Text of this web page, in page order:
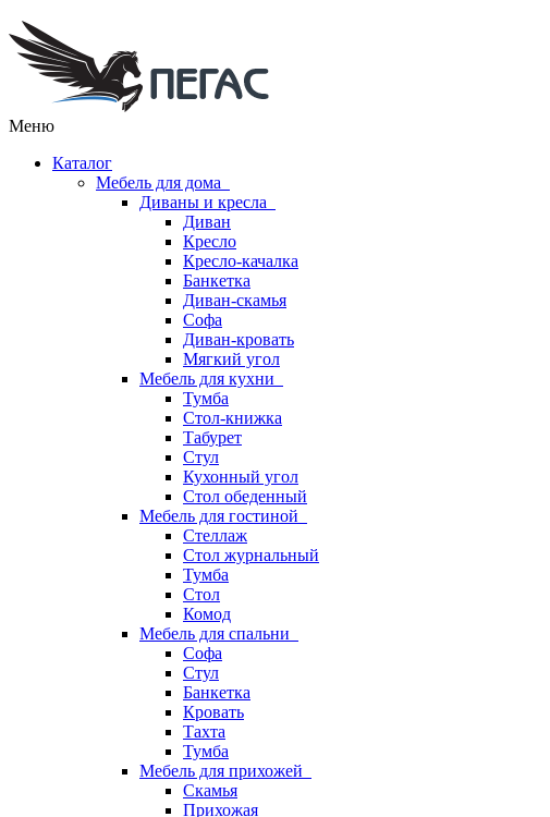
Меню
Каталог
Мебель для дома
Диваны и кресла
Диван
Кресло
Кресло-качалка
Банкетка
Диван-скамья
Софа
Диван-кровать
Мягкий угол
Мебель для кухни
Тумба
Стол-книжка
Табурет
Стул
Кухонный угол
Стол обеденный
Мебель для гостиной
Стеллаж
Стол журнальный
Тумба
Стол
Комод
Мебель для спальни
Софа
Стул
Банкетка
Кровать
Тахта
Тумба
Мебель для прихожей
Скамья
Прихожая